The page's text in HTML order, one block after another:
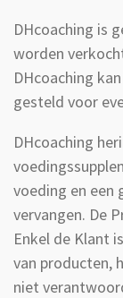
DHcoaching is
worden
DHcoaching
gesteld voor
DHcoaching
voeding en een
vervangen. De
Enkel de Klant
van producten,
niet